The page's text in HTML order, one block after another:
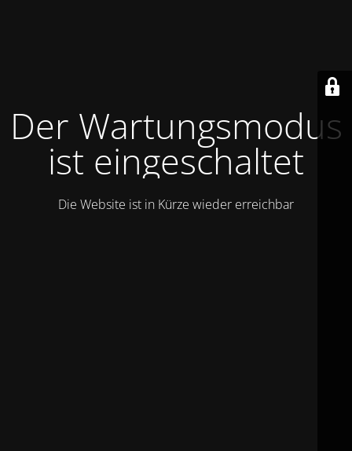
Der Wartungsmodus
ist eingeschaltet
Die Website ist in Kürze wieder erreichbar